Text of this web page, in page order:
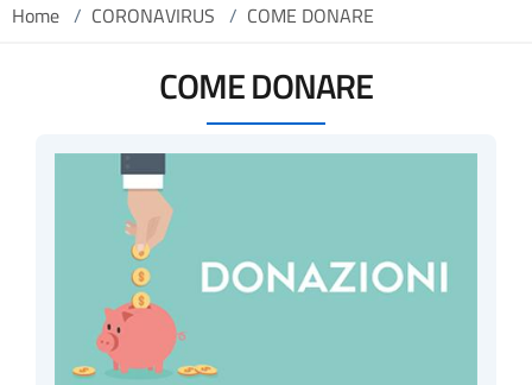
Home / CORONAVIRUS / COME DONARE
COME DONARE